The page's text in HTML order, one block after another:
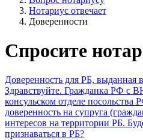
Нотариус отвечает
Доверенности
Спросите
Доверенность для РБ, выданная
Здравствуйте. Гражданка РФ с
консульском отделе посольства
доверенность на супруга
интересов на территории РБ.
признаваться в РБ?